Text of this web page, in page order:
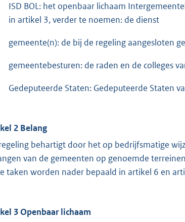
ISD BOL: het openbaar lichaam
in artikel 3, verder te noemen: de dienst
gemeente(n): de bij de regeling aangesloten
gemeentebesturen: de raden en de colleges
Gedeputeerde Staten: Gedeputeerde Staten
2 Belang
behartigt door het op bedrijfsmatige
van de gemeenten op genoemde
taken worden nader bepaald in artikel 6 en
3 Openbaar lichaam